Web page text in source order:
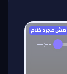
مش مجرد كلام
--:--